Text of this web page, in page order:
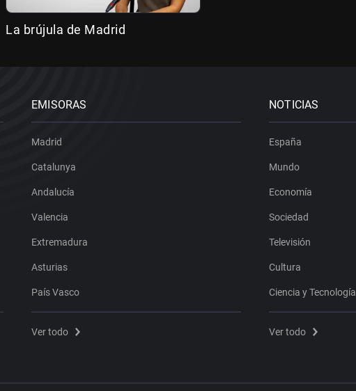
La brújula de Madrid
EMISORAS
Madrid
Catalunya
Andalucía
Valencia
Extremadura
Asturias
País Vasco
Ver todo
NOTICIAS
España
Mundo
Economía
Sociedad
Televisión
Cultura
Ciencia y Tecnología
Ver todo